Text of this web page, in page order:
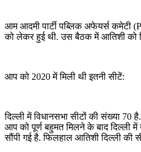
आम आदमी पार्टी पब्लिक अफेयर्स कमेटी
को लेकर हुई थी. उस बैठक में आतिशी को
आप को 2020 में मिली थी इतनी सीटें:
दिल्ली में विधानसभा सीटों की संख्या
आप को पूर्ण बहुमत मिलने के बाद दिल्ली
सौंपी गई है. फिलहाल आतिशी दिल्ली की